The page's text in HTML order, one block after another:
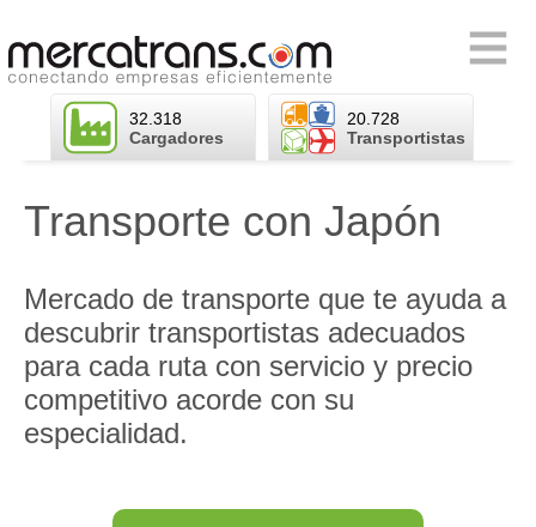
content
Primary
Menu
32.318
Cargadores
20.728
Transportistas
Transporte con Japón
Mercado de transporte que te ayuda a
descubrir transportistas adecuados
para cada ruta con servicio y precio
competitivo acorde con su
especialidad.